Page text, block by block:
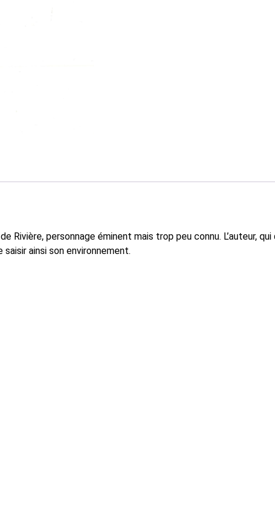
Rivière, personnage éminent mais trop peu connu. L’auteur,
ainsi son environnement.